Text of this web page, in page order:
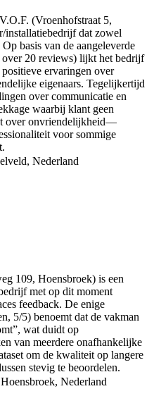
(Vroenhofstraat 5,
installatiebedrijf dat zowel
basis van de aangeleverde
over 20 reviews) lijkt het bedrijf
ervaringen over
eigenaars. Tegelijkertijd
over communicatie en
waarbij klant geen
over onvriendelijkheid—
voor sommige
Nederland
109, Hoensbroek) is een
met op dit moment
feedback. De enige
5/5) benoemt dat de vakman
wat duidt op
van meerdere onafhankelijke
om de kwaliteit op langere
stevig te beoordelen.
Nederland